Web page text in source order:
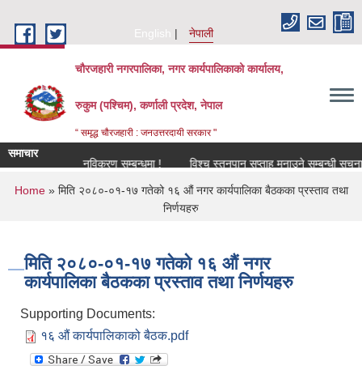
English
नेपाली
चौरजहारी नगरपालिका, नगर कार्यपालिकाको कार्यालय,
रुकुम (पश्चिम), कर्णाली प्रदेश, नेपाल
“ समृद्ध चौरजहारी : जनउत्तरदायी सरकार "
समाचार
नविकरण सम्बन्धमा ! विश्च स्तनपान सप्ताह मनाउने सम्बन्धी सूचना !
You are here
Home» मिति २०८०-०१-१७ गतेको १६ औं नगर कार्यपालिका बैठकका प्रस्ताव तथा
निर्णयहरु
मिति २०८०-०१-१७ गतेको १६ औं नगर
कार्यपालिका बैठकका प्रस्ताव तथा निर्णयहरु
Supporting Documents:
१६ औं कार्यपालिकाको बैठक.pdf